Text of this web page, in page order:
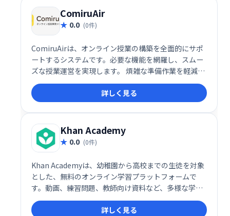
ComiruAir
0.0 (0件)
ComiruAirは、オンライン授業の構築を全面的にサポ
ートするシステムです。必要な機能を網羅し、スムー
ズな授業運営を実現します。 煩雑な準備作業を軽減
し、効率的な教育環境構築を支援します。
詳しく見る
Khan Academy
0.0 (0件)
Khan Academyは、幼稚園から高校までの生徒を対象
とした、無料のオンライン学習プラットフォームで
す。動画、練習問題、教師向け資料など、多様な学習
リソースを提供し、様々な科目の学習をサポートしま
す。毎月4000万人以上の生徒が利用しており、補足学
詳しく見る